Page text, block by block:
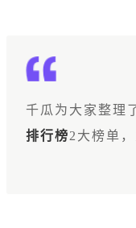
千瓜为大家整理
排行榜2大榜单